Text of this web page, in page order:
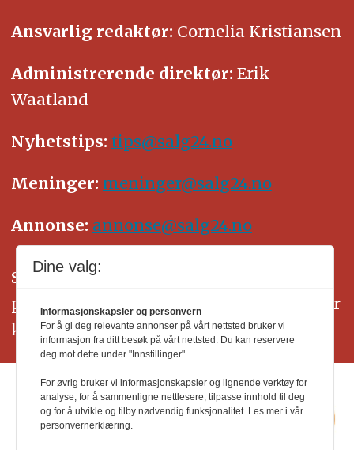
Ansvarlig redaktør: Cornelia Kristiansen
Administrerende direktør: Erik
Waatland
Nyhetstips: tips@salg24.no
Meninger: meninger@salg24.no
Annonse: annonse@salg24.no
SALG24 arbeider etter Vær Varsom-
plakatens regler for god presseskikk. Her
kan du lese mer omPFUsarbeid.
Dine valg:
Informasjonskapsler og personvern
For å gi deg relevante annonser på vårt nettsted bruker vi
informasjon fra ditt besøk på vårt nettsted. Du kan reservere
deg mot dette under "Innstillinger".
For øvrig bruker vi informasjonskapsler og lignende verktøy for
analyse, for å sammenligne nettlesere, tilpasse innhold til deg
og for å utvikle og tilby nødvendig funksjonalitet. Les mer i vår
personvernerklæring.